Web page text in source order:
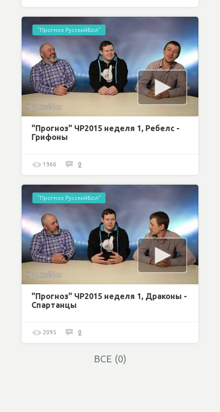
"Прогноз РусскийБол"
"Прогноз" ЧР2015 неделя 1, Ребелс -
Грифоны
1966 0
"Прогноз РусскийБол"
"Прогноз" ЧР2015 неделя 1, Драконы -
Спартанцы
2095 0
ВСЕ (0)